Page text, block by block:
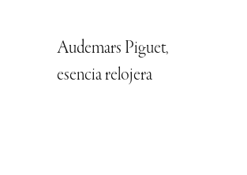
Audemars Piguet,
esencia relojera